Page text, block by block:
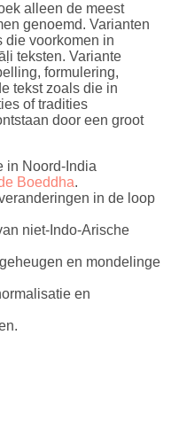
alleen de meest
genoemd. Varianten
die voorkomen in
teksten. Variante
formulering,
tekst zoals die in
of tradities
door een groot
in Noord-India
Boeddha.
in de loop
niet-Indo-Arische
en mondelinge
en